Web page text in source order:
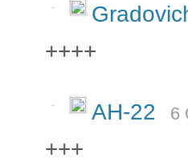
-
++++
- AH-22 6
+++